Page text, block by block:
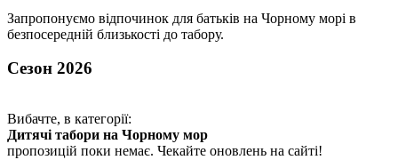
Запропонуємо відпочинок для батьків на Чорному морі в
безпосередній близькості до табору.
Сезон 2026
Вибачте, в категорії:
Дитячі табори на Чорному мор
пропозицій поки немає. Чекайте оновлень на сайті!